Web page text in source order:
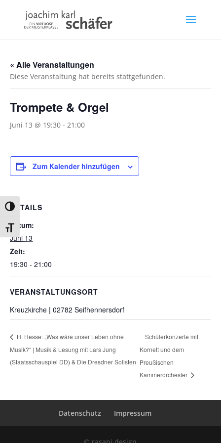
Umschalten auf hohe Kontraste
Schrift vergrößern
« Alle Veranstaltungen
Diese Veranstaltung hat bereits stattgefunden.
Trompete & Orgel
Juni 13 @ 19:30 - 21:00
Zum Kalender hinzufügen
DETAILS
Datum:
Juni 13
Zeit:
19:30 - 21:00
VERANSTALTUNGSORT
Kreuzkirche | 02782 Seifhennersdorf
H. Hesse: „Was wäre unser Leben ohne
Musik?“ | Musik & Lesung mit Lars Jung
(Staatsschauspiel DD) & Die Dresdner Solisten
Schülerkonzerte mit
Kornett und dem
Preußischen
Kammerorchester
Datenschutz Impressum